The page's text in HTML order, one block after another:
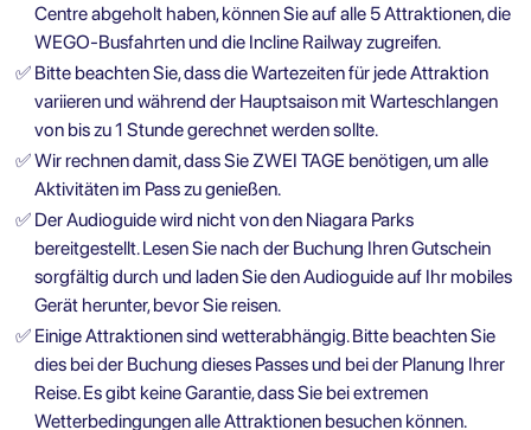
Centre abgeholt haben, können Sie auf alle 5 Attraktionen, die
WEGO-Busfahrten und die Incline Railway zugreifen.
✅ Bitte beachten Sie, dass die Wartezeiten für jede Attraktion
variieren und während der Hauptsaison mit Warteschlangen
von bis zu 1 Stunde gerechnet werden sollte.
✅Wir rechnen damit, dass Sie ZWEI TAGE benötigen, um alle
Aktivitäten im Pass zu genießen.
✅ Der Audioguide wird nicht von den Niagara Parks
bereitgestellt. Lesen Sie nach der Buchung Ihren Gutschein
sorgfältig durch und laden Sie den Audioguide auf Ihr mobiles
Gerät herunter, bevor Sie reisen.
✅ Einige Attraktionen sind wetterabhängig. Bitte beachten Sie
dies bei der Buchung dieses Passes und bei der Planung Ihrer
Reise. Es gibt keine Garantie, dass Sie bei extremen
Wetterbedingungen alle Attraktionen besuchen können.